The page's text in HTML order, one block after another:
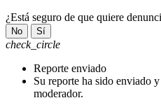
¿Está seguro de que quiere
No Sí
check_circle
Reporte enviado
Su reporte ha sido enviado
moderador.